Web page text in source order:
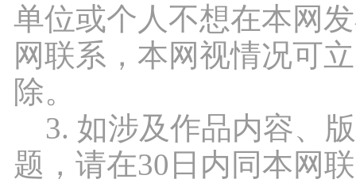
单位或个人不想在本网
网联系，本网视情况可
除。
3. 如涉及作品内容、
题，请在30日内同本网